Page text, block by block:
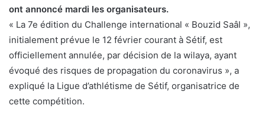
ont annoncé mardi les organisateurs.
« La 7e édition du Challenge international « Bouzid Saâl »,
initialement prévue le 12 février courant à Sétif, est
officiellement annulée, par décision de la wilaya, ayant
évoqué des risques de propagation du coronavirus », a
expliqué la Ligue d’athlétisme de Sétif, organisatrice de
cette compétition.